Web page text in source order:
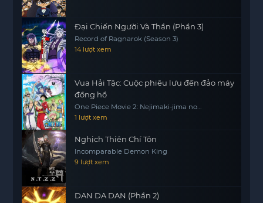
Đại Chiến Người Và Thần (Phần 3)
Record of Ragnarok (Season 3)
14 lượt xem
Vua Hải Tặc: Cuộc phiêu lưu đến đảo máy
đồng hồ
One Piece Movie 2: Nejimaki-jima no
Daibouken, One Piece: Nejimakijima no
Bouken, One Piece: Nejimaki Shima no
1 lượt xem
Nghịch Thiên Chí Tôn
Incomparable Demon King
9 lượt xem
DAN DA DAN (Phần 2)